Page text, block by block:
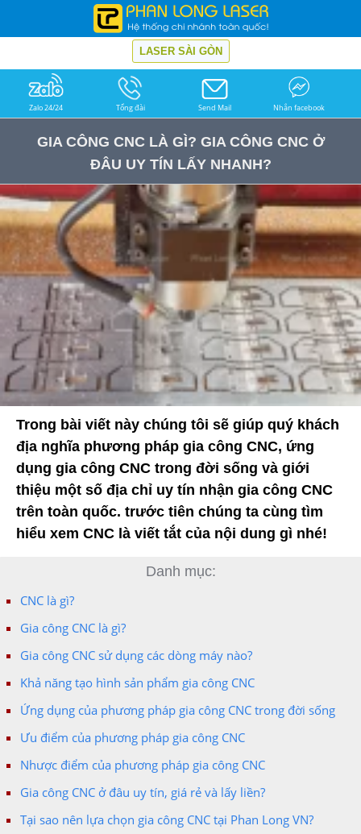
LASER SÀI GÒN
Zalo 24/24 Tổng đài Send Mail Nhắn facebook
GIA CÔNG CNC LÀ GÌ? GIA CÔNG CNC Ở
ĐÂU UY TÍN LẤY NHANH?
Trong bài viết này chúng tôi sẽ giúp quý khách
địa nghĩa phương pháp gia công CNC, ứng
dụng gia công CNC trong đời sống và giới
thiệu một số địa chỉ uy tín nhận gia công CNC
trên toàn quốc. trước tiên chúng ta cùng tìm
hiểu xem CNC là viết tắt của nội dung gì nhé!
Danh mục:
CNC là gì?
Gia công CNC là gì?
Gia công CNC sử dụng các dòng máy nào?
Khả năng tạo hình sản phẩm gia công CNC
Ứng dụng của phương pháp gia công CNC trong đời sống
Ưu điểm của phương pháp gia công CNC
Nhược điểm của phương pháp gia công CNC
Gia công CNC ở đâu uy tín, giá rẻ và lấy liền?
Tại sao nên lựa chọn gia công CNC tại Phan Long VN?